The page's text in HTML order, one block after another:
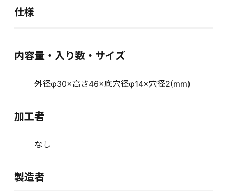
仕様
内容量・入り数・サイズ
外径φ30×高さ46×底穴径φ14×穴径2(mm)
加工者
なし
製造者